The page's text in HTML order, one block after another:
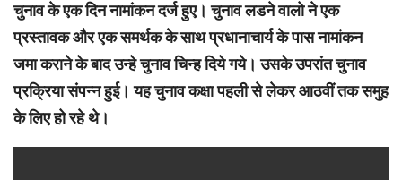
चुनाव के एक दिन नामांकन दर्ज हुए। चुनाव लडने वालो ने एक
प्रस्तावक और एक समर्थक के साथ प्रधानाचार्य के पास नामांकन
जमा कराने के बाद उन्हे चुनाव चिन्ह दिये गये। उसके उपरांत चुनाव
प्रक्रिया संपन्न हुई। यह चुनाव कक्षा पहली से लेकर आठवीं तक समुह
के लिए हो रहे थे।